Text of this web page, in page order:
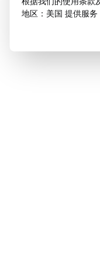
地区：美国 提供服务